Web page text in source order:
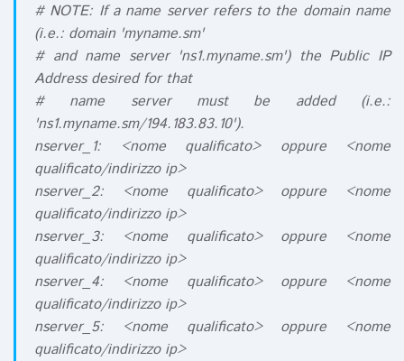
# NOTE: If a name server refers to the domain name
(i.e.: domain 'myname.sm'
# and name server 'ns1.myname.sm') the Public IP
Address desired for that
# name server must be added (i.e.:
'ns1.myname.sm/194.183.83.10').
nserver_1: <nome qualificato> oppure <nome
qualificato/indirizzo ip>
nserver_2: <nome qualificato> oppure <nome
qualificato/indirizzo ip>
nserver_3: <nome qualificato> oppure <nome
qualificato/indirizzo ip>
nserver_4: <nome qualificato> oppure <nome
qualificato/indirizzo ip>
nserver_5: <nome qualificato> oppure <nome
qualificato/indirizzo ip>